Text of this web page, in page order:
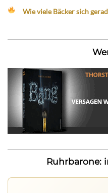
Wie viele Bäcker sich
Ruhrbarone: